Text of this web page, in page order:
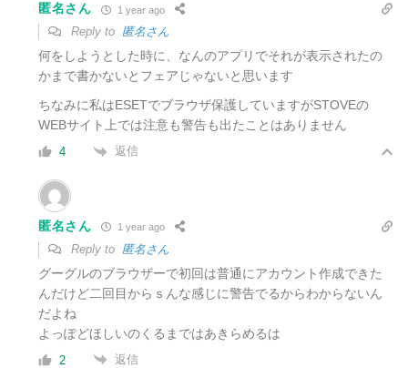
匿名さん 1 year ago
Reply to 匿名さん
何をしようとした時に、なんのアプリでそれが表示されたの
かまで書かないとフェアじゃないと思います
ちなみに私はESETでブラウザ保護していますがSTOVEの
WEBサイト上では注意も警告も出たことはありません
4 返信
匿名さん 1 year ago
Reply to 匿名さん
グーグルのブラウザーで初回は普通にアカウント作成できた
んだけど二回目からｓんな感じに警告でるからわからないん
だよね
よっぽどほしいのくるまではあきらめるは
2 返信